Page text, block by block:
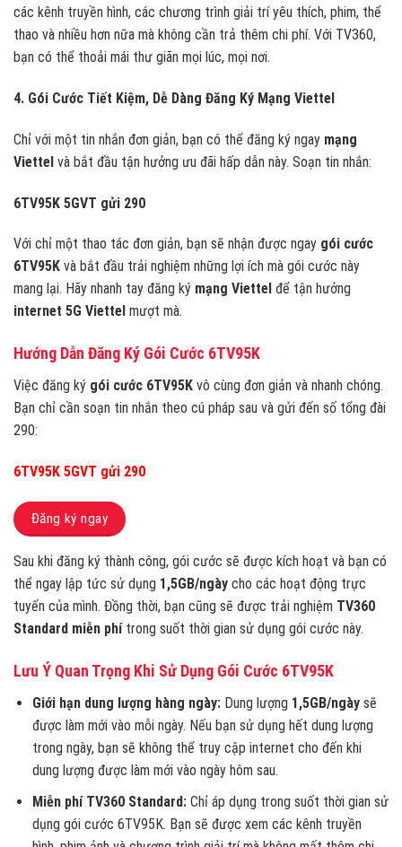
các kênh truyền hình, các chương trình giải trí yêu thích, phim, thể
thao và nhiều hơn nữa mà không cần trả thêm chi phí. Với TV360,
bạn có thể thoải mái thư giãn mọi lúc, mọi nơi.
4. Gói Cước Tiết Kiệm, Dễ Dàng Đăng Ký Mạng Viettel
Chỉ với một tin nhắn đơn giản, bạn có thể đăng ký ngay mạng
Viettel và bắt đầu tận hưởng ưu đãi hấp dẫn này. Soạn tin nhắn:
6TV95K 5GVT gửi 290
Với chỉ một thao tác đơn giản, bạn sẽ nhận được ngay gói cước
6TV95K và bắt đầu trải nghiệm những lợi ích mà gói cước này
mang lại. Hãy nhanh tay đăng ký mạng Viettel để tận hưởng
internet 5G Viettel mượt mà.
Hướng Dẫn Đăng Ký Gói Cước 6TV95K
Việc đăng ký gói cước 6TV95K vô cùng đơn giản và nhanh chóng.
Bạn chỉ cần soạn tin nhắn theo cú pháp sau và gửi đến số tổng đài
290:
6TV95K 5GVT gửi 290
Đăng ký ngay
Sau khi đăng ký thành công, gói cước sẽ được kích hoạt và bạn có
thể ngay lập tức sử dụng 1,5GB/ngày cho các hoạt động trực
tuyến của mình. Đồng thời, bạn cũng sẽ được trải nghiệm TV360
Standard miễn phítrong suốt thời gian sử dụng gói cước này.
Lưu Ý Quan Trọng Khi Sử Dụng Gói Cước 6TV95K
Giới hạn dung lượng hàng ngày:Dung lượng 1,5GB/ngàysẽ
được làm mới vào mỗi ngày. Nếu bạn sử dụng hết dung lượng
trong ngày, bạn sẽ không thể truy cập internet cho đến khi
dung lượng được làm mới vào ngày hôm sau.
Miễn phí TV360 Standard:Chỉ áp dụng trong suốt thời gian sử
dụng gói cước 6TV95K. Bạn sẽ được xem các kênh truyền